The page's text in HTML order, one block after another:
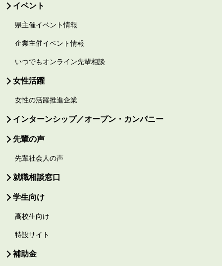
イベント
県主催イベント情報
企業主催イベント情報
いつでもオンライン先輩相談
女性活躍
女性の活躍推進企業
インターンシップ／オープン・カンパニー
先輩の声
先輩社会人の声
就職相談窓口
学生向け
高校生向け
特設サイト
補助金